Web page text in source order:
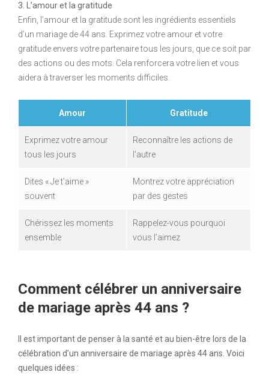
3. L’amour et la gratitude
Enfin, l’amour et la gratitude sont les ingrédients essentiels
d’un mariage de 44 ans. Exprimez votre amour et votre
gratitude envers votre partenaire tous les jours, que ce soit par
des actions ou des mots. Cela renforcera votre lien et vous
aidera à traverser les moments difficiles.
Amour Gratitude
Exprimez votre amour
tous les jours
Reconnaître les actions de
l’autre
Dites « Je t’aime »
souvent
Montrez votre appréciation
par des gestes
Chérissez les moments
ensemble
Rappelez-vous pourquoi
vous l’aimez
Comment célébrer un anniversaire
de mariage après 44 ans ?
Il est important de penser à la santé et au bien-être lors de la
célébration d’un anniversaire de mariage après 44 ans. Voici
quelques idées :